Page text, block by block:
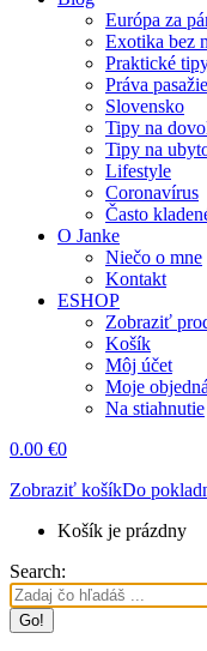
Európa za
Exotika bez
Praktické
Práva
Slovensko
Tipy na
Tipy na
Lifestyle
Coronavírus
Často
O Janke
Niečo o mne
Kontakt
ESHOP
Zobraziť
Košík
Môj účet
Moje
Na stiahnutie
0.00 €0
Zobraziť košíkDo
Košík je prázdny
Search: